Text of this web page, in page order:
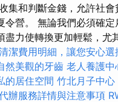
集和判斷金錢，允許社
令營。 無論我們必須確
盡力使轉換更加輕鬆，尤
潔費用明細，讓您安心選
然美觀的牙齒 老人養護中
的居住空間 竹北月子中
辦服務詳情與注意事項